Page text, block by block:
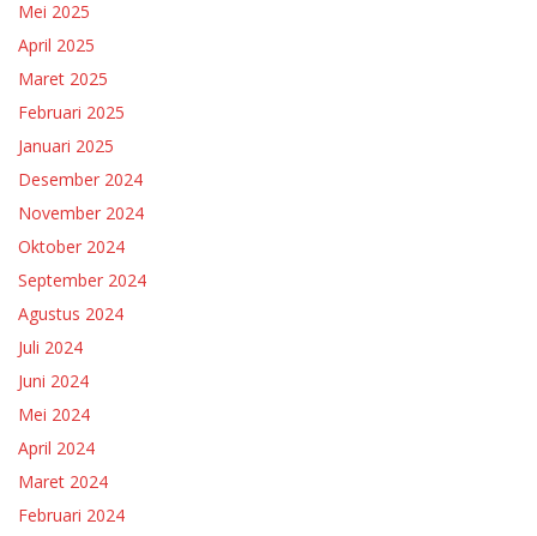
Mei 2025
April 2025
Maret 2025
Februari 2025
Januari 2025
Desember 2024
November 2024
Oktober 2024
September 2024
Agustus 2024
Juli 2024
Juni 2024
Mei 2024
April 2024
Maret 2024
Februari 2024